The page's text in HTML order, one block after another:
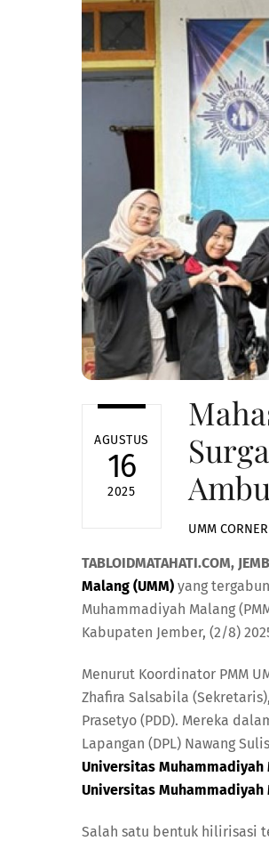
AGUSTUS
16
2025
UMM CORNER
TABLOIDMATAHATI.COM,
Malang (UMM) yang
Muhammadiyah Malang
Kabupaten Jember, (2/8)
Menurut Koordinator PMM
Zhafira Salsabila
Prasetyo (PDD). Mereka
Lapangan (DPL) Nawang
Universitas
Universitas Muhammadiyah
Salah satu bentuk hilirisasi